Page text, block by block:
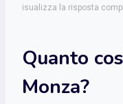
isualizza la risposta
Quanto
Monza?